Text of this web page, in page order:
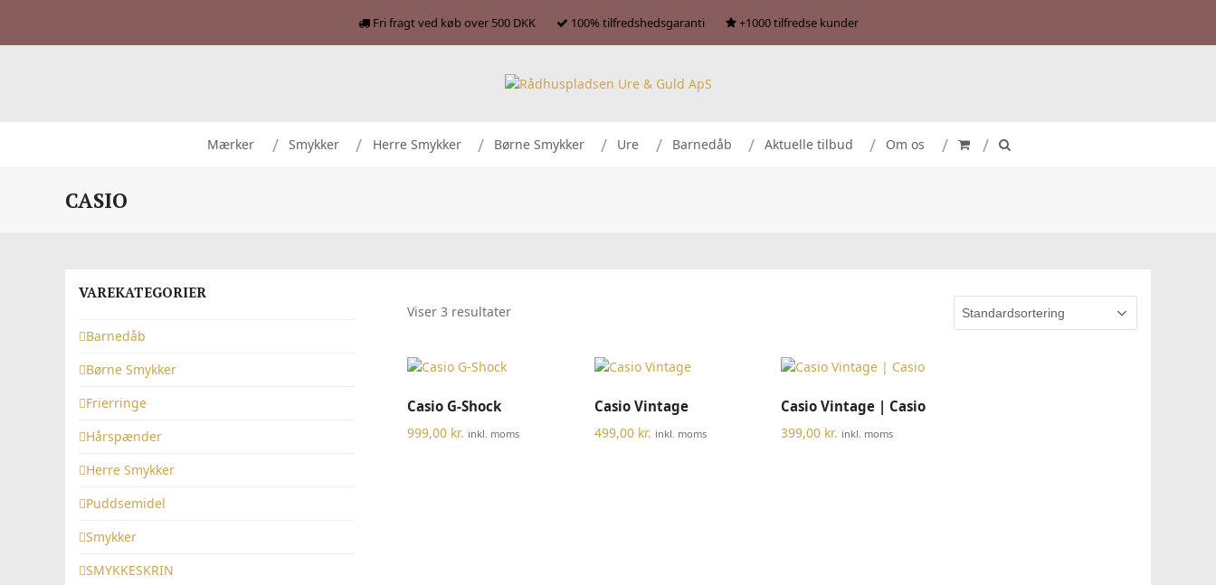
Fri fragt ved køb over 500 DKK 100% tilfredshedsgaranti +1000 tilfredse kunder
Mærker Smykker Herre Smykker Børne Smykker Ure Barnedåb Aktuelle tilbud Om os
CASIO
VAREKATEGORIER
Barnedåb
Børne Smykker
Frierringe
Hårspænder
Herre Smykker
Puddsemidel
Smykker
SMYKKESKRIN
Viser 3 resultater
Casio G-Shock
999,00 kr. inkl. moms
Casio Vintage
499,00 kr. inkl. moms
Casio Vintage | Casio
399,00 kr. inkl. moms